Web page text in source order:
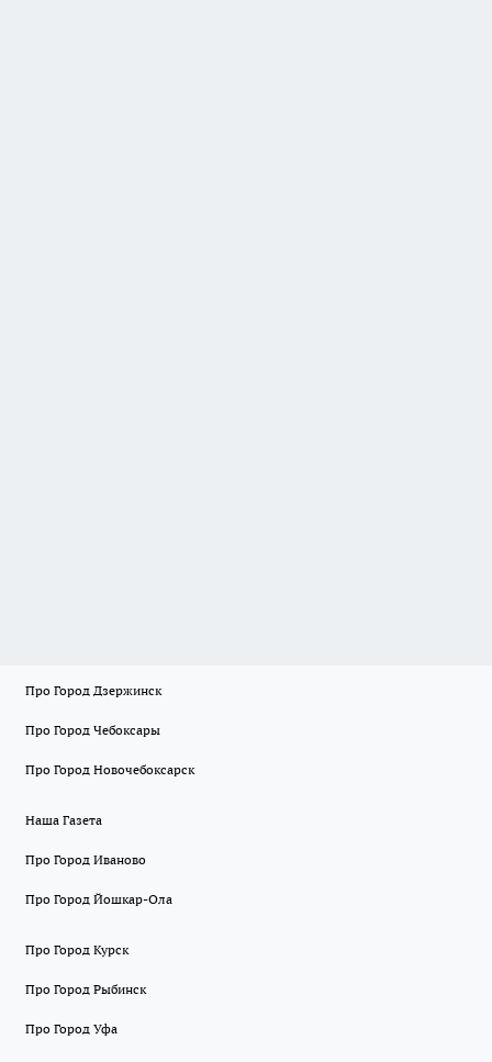
Про Город Дзержинск
Про Город Чебоксары
Про Город Новочебоксарск
Наша Газета
Про Город Иваново
Про Город Йошкар-Ола
Про Город Курск
Про Город Рыбинск
Про Город Уфа